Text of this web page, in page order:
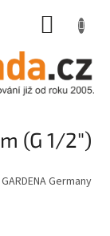
(G 1/2")
GARDENA Germany